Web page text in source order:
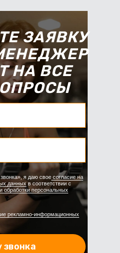
я даю свое согласие на
данныхв соответствии с
обработки персональных
рекламно-информационных
ЗАЯВКУ
НА ВСЕ